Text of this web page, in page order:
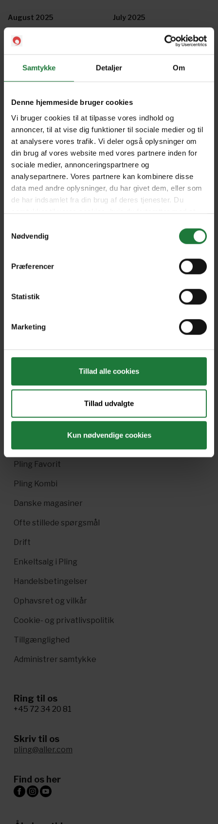
Samtykke Detaljer Om
Denne hjemmeside bruger cookies
Vi bruger cookies til at tilpasse vores indhold og
annoncer, til at vise dig funktioner til sociale medier og til
at analysere vores trafik. Vi deler også oplysninger om
din brug af vores website med vores partnere inden for
sociale medier, annonceringspartnere og
analysepartnere. Vores partnere kan kombinere disse
data med andre oplysninger, du har givet dem, eller som
de har indsamlet fra din brug af deres tjenester. Du
samtykker til vores cookies, hvis du fortsætter med at
Nødvendig
Præferencer
Statistik
Marketing
Tillad alle cookies
Tillad udvalgte
Kun nødvendige cookies
August 2025 July 2025
June 2025 May 2025
February 2025 January 2025
December 2024 November 2024
Forrige Næste
Pling Favorit
Pling Kombi
Danske magasiner
Ofte stillede spørgsmål
Drift
Enkeltsalg i Pling
Handelsbetingelser
Ophavsret og vilkår
Cookie- og privatlivspolitik
Tillgænglighed
Administrer samtykke
Ring til os
+45 72 34 20 81
Skriv til os
pling@aller.com
Find os her